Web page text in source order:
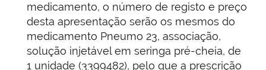
medicamento, o número de registo e preço
desta apresentação serão os mesmos do
medicamento Pneumo 23, associação,
solução injetável em seringa pré-cheia, de
1 unidade (3399482), pelo que a prescrição